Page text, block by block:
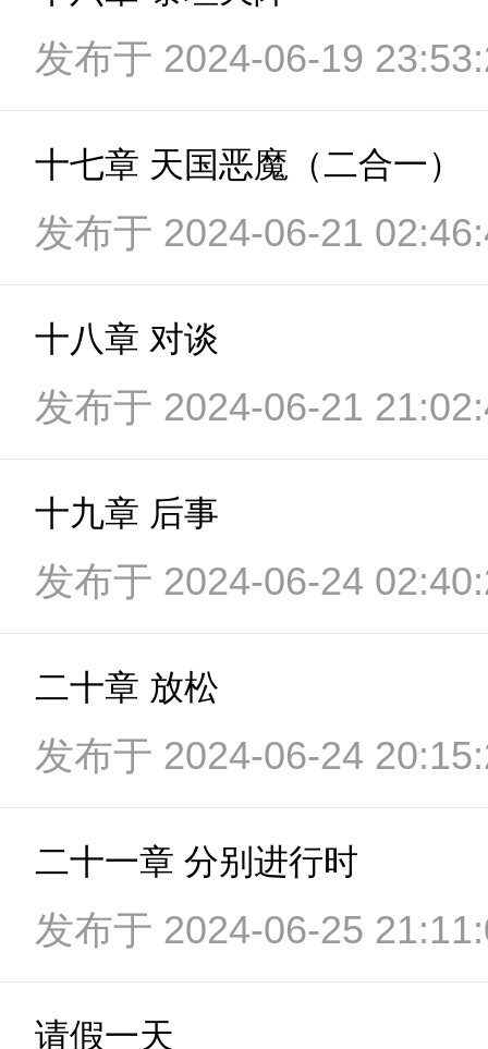
发布于 2024-06-19
十七章 天国恶魔（二合一）
发布于 2024-06-21
十八章 对谈
发布于 2024-06-21
十九章 后事
发布于 2024-06-24
二十章 放松
发布于 2024-06-24
二十一章 分别进行时
发布于 2024-06-25
请假一天